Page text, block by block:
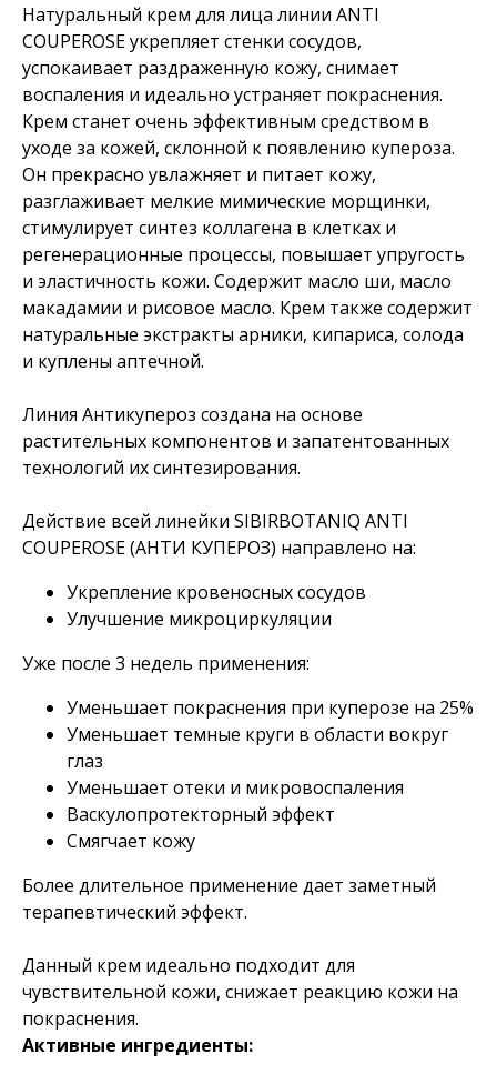
Натуральный крем для лица линии ANTI
COUPEROSE укрепляет стенки сосудов,
успокаивает раздраженную кожу, снимает
воспаления и идеально устраняет покраснения.
Крем станет очень эффективным средством в
уходе за кожей, склонной к появлению купероза.
Он прекрасно увлажняет и питает кожу,
разглаживает мелкие мимические морщинки,
стимулирует синтез коллагена в клетках и
регенерационные процессы, повышает упругость
и эластичность кожи. Содержит масло ши, масло
макадамии и рисовое масло. Крем также содержит
натуральные экстракты арники, кипариса, солода
и куплены аптечной.
Линия Антикупероз создана на основе
растительных компонентов и запатентованных
технологий их синтезирования.
Действие всей линейки SIBIRBOTANIQ ANTI
COUPEROSE (АНТИ КУПЕРОЗ) направлено на:
Укрепление кровеносных сосудов
Улучшение микроциркуляции
Уже после 3 недель применения:
Уменьшает покраснения при куперозе на 25%
Уменьшает темные круги в области вокруг
глаз
Уменьшает отеки и микровоспаления
Васкулопротекторный эффект
Cмягчает кожу
Более длительное применение дает заметный
терапевтический эффект.
Данный крем идеально подходит для
чувствительной кожи, снижает реакцию кожи на
покраснения.
Активные ингредиенты: